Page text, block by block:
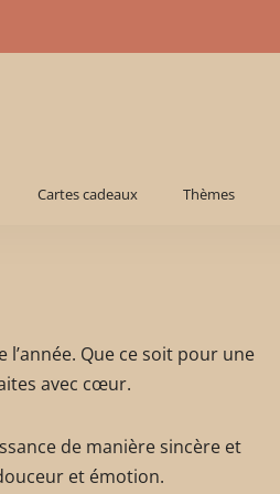
Cartes cadeaux Thèmes
Que ce soit pour une
avec cœur.
de manière sincère et
et émotion.